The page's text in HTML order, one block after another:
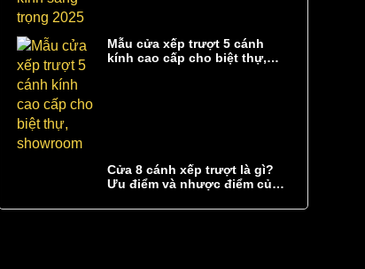
Mẫu cửa xếp trượt 5 cánh
kính cao cấp cho biệt thự,
Cửa 8 cánh xếp trượt là gì?
Ưu điểm và nhược điểm của